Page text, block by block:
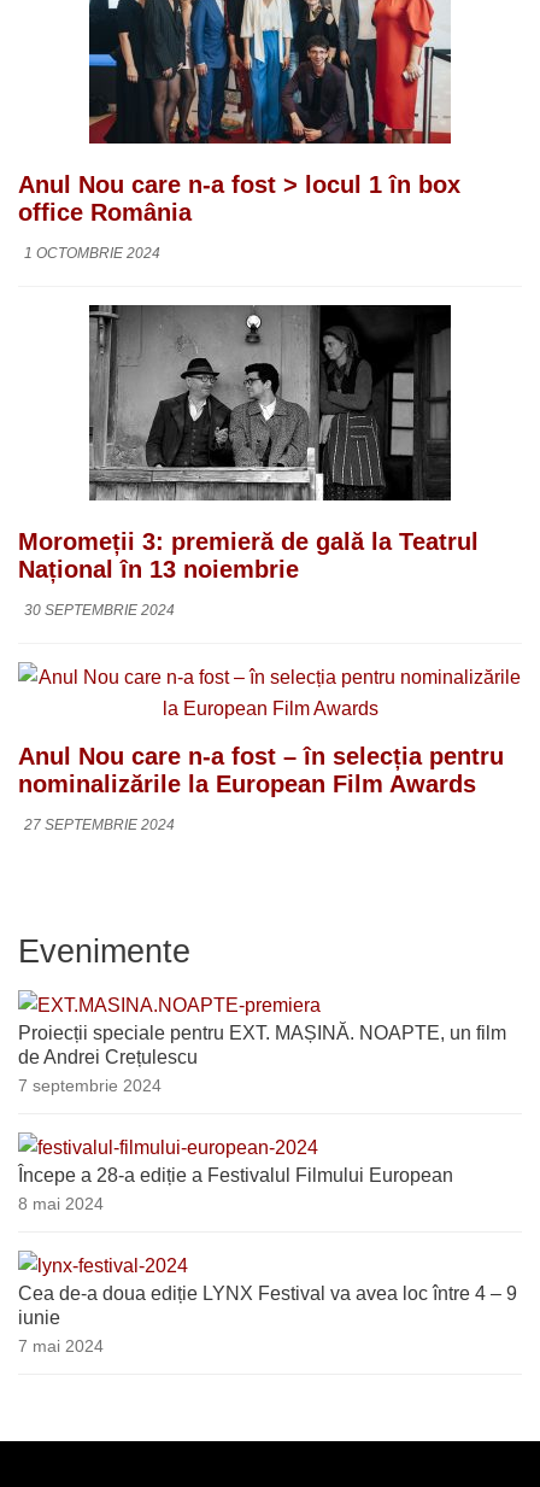
Anul Nou care n-a fost > locul 1 în box
office România
1 OCTOMBRIE 2024
Moromeții 3: premieră de gală la Teatrul
Național în 13 noiembrie
30 SEPTEMBRIE 2024
Anul Nou care n-a fost – în selecția pentru
nominalizările la European Film Awards
27 SEPTEMBRIE 2024
Evenimente
Proiecții speciale pentru EXT. MAȘINĂ. NOAPTE, un film
de Andrei Crețulescu
7 septembrie 2024
Începe a 28-a ediție a Festivalul Filmului European
8 mai 2024
Cea de-a doua ediție LYNX Festival va avea loc între 4 – 9
iunie
7 mai 2024